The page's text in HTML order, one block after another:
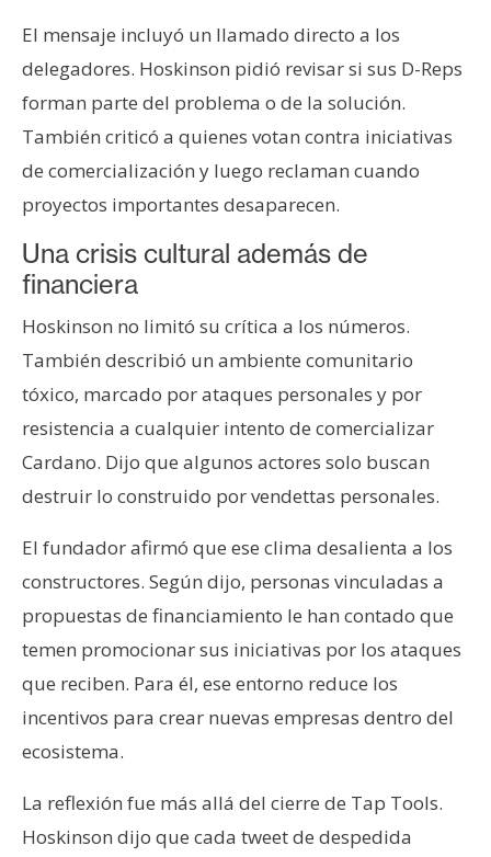
El mensaje incluyó un llamado directo a los
delegadores. Hoskinson pidió revisar si sus D-Reps
forman parte del problema o de la solución.
También criticó a quienes votan contra iniciativas
de comercialización y luego reclaman cuando
proyectos importantes desaparecen.
Una crisis cultural además de
financiera
Hoskinson no limitó su crítica a los números.
También describió un ambiente comunitario
tóxico, marcado por ataques personales y por
resistencia a cualquier intento de comercializar
Cardano. Dijo que algunos actores solo buscan
destruir lo construido por vendettas personales.
El fundador afirmó que ese clima desalienta a los
constructores. Según dijo, personas vinculadas a
propuestas de financiamiento le han contado que
temen promocionar sus iniciativas por los ataques
que reciben. Para él, ese entorno reduce los
incentivos para crear nuevas empresas dentro del
ecosistema.
La reflexión fue más allá del cierre de Tap Tools.
Hoskinson dijo que cada tweet de despedida